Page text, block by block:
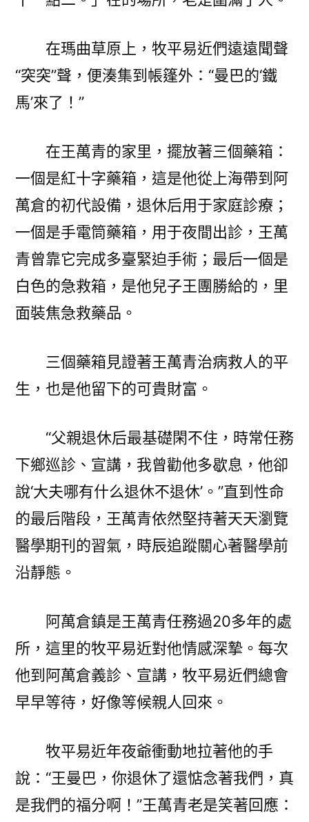
在瑪曲草原上，牧平易近們遠遠聞聲
“突突”聲，便湊集到帳篷外：“曼巴的‘鐵
馬’來了！”
在王萬青的家里，擺放著三個藥箱：
一個是紅十字藥箱，這是他從上海帶到阿
萬倉的初代設備，退休后用于家庭診療；
一個是手電筒藥箱，用于夜間出診，王萬
青曾靠它完成多臺緊迫手術；最后一個是
白色的急救箱，是他兒子王團勝給的，里
面裝焦急救藥品。
三個藥箱見證著王萬青治病救人的平
生，也是他留下的可貴財富。
“父親退休后最基礎閑不住，時常任務
下鄉巡診、宣講，我曾勸他多歇息，他卻
說‘大夫哪有什么退休不退休’。”直到性命
的最后階段，王萬青依然堅持著天天瀏覽
醫學期刊的習氣，時辰追蹤關心著醫學前
沿靜態。
阿萬倉鎮是王萬青任務過20多年的處
所，這里的牧平易近對他情感深摯。每次
他到阿萬倉義診、宣講，牧平易近們總會
早早等待，好像等候親人回來。
牧平易近年夜爺衝動地拉著他的手
說：“王曼巴，你退休了還惦念著我們，真
是我們的福分啊！”王萬青老是笑著回應：